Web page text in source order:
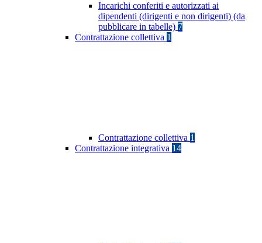
Incarichi conferiti e autorizzati ai
dipendenti (dirigenti e non dirigenti) (da
pubblicare in tabelle) 7
Contrattazione collettiva 1
Contrattazione collettiva 1
Contrattazione integrativa 14